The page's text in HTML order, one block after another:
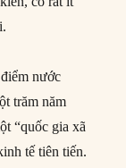
nước
trăm năm
“quốc gia xã
tế tiên tiến.